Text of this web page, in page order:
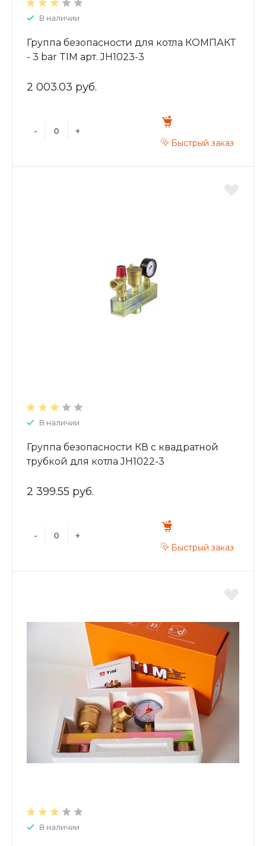
В наличии
Группа безопасности для котла КОМПАКТ
- 3 bar TIM арт. JH1023-3
2 003.03 руб.
-
+
Быстрый заказ
В наличии
Группа безопасности КВ с квадратной
трубкой для котла JH1022-3
2 399.55 руб.
-
+
Быстрый заказ
В наличии